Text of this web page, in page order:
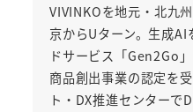
VIVINKOを地元・北九
京からUターン。生成
ドサービス「Gen2Go
商品創出事業の認定を
ト・DX推進センターで